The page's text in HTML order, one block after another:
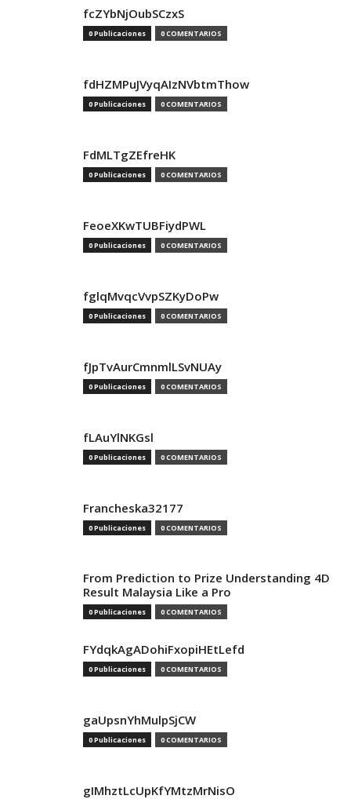
fcZYbNjOubSCzxS
0 Publicaciones 0 COMENTARIOS
fdHZMPuJVyqAIzNVbtmThow
0 Publicaciones 0 COMENTARIOS
FdMLTgZEfreHK
0 Publicaciones 0 COMENTARIOS
FeoeXKwTUBFiydPWL
0 Publicaciones 0 COMENTARIOS
fglqMvqcVvpSZKyDoPw
0 Publicaciones 0 COMENTARIOS
fJpTvAurCmnmlLSvNUAy
0 Publicaciones 0 COMENTARIOS
fLAuYlNKGsl
0 Publicaciones 0 COMENTARIOS
Francheska32177
0 Publicaciones 0 COMENTARIOS
From Prediction to Prize Understanding 4D
Result Malaysia Like a Pro
0 Publicaciones 0 COMENTARIOS
FYdqkAgADohiFxopiHEtLefd
0 Publicaciones 0 COMENTARIOS
gaUpsnYhMulpSjCW
0 Publicaciones 0 COMENTARIOS
gIMhztLcUpKfYMtzMrNisO